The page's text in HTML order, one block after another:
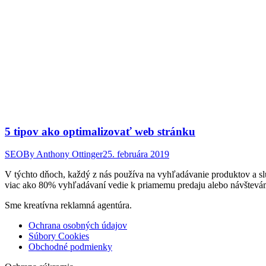
5 tipov ako optimalizovať web stránku
SEOBy Anthony Ottinger25. februára 2019
V týchto dňoch, každý z nás používa na vyhľadávanie produktov a
viac ako 80% vyhľadávaní vedie k priamemu predaju alebo
Sme kreatívna reklamná agentúra.
Ochrana osobných údajov
Súbory Cookies
Obchodné podmienky